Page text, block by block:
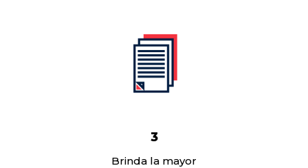
3
Brinda la mayor